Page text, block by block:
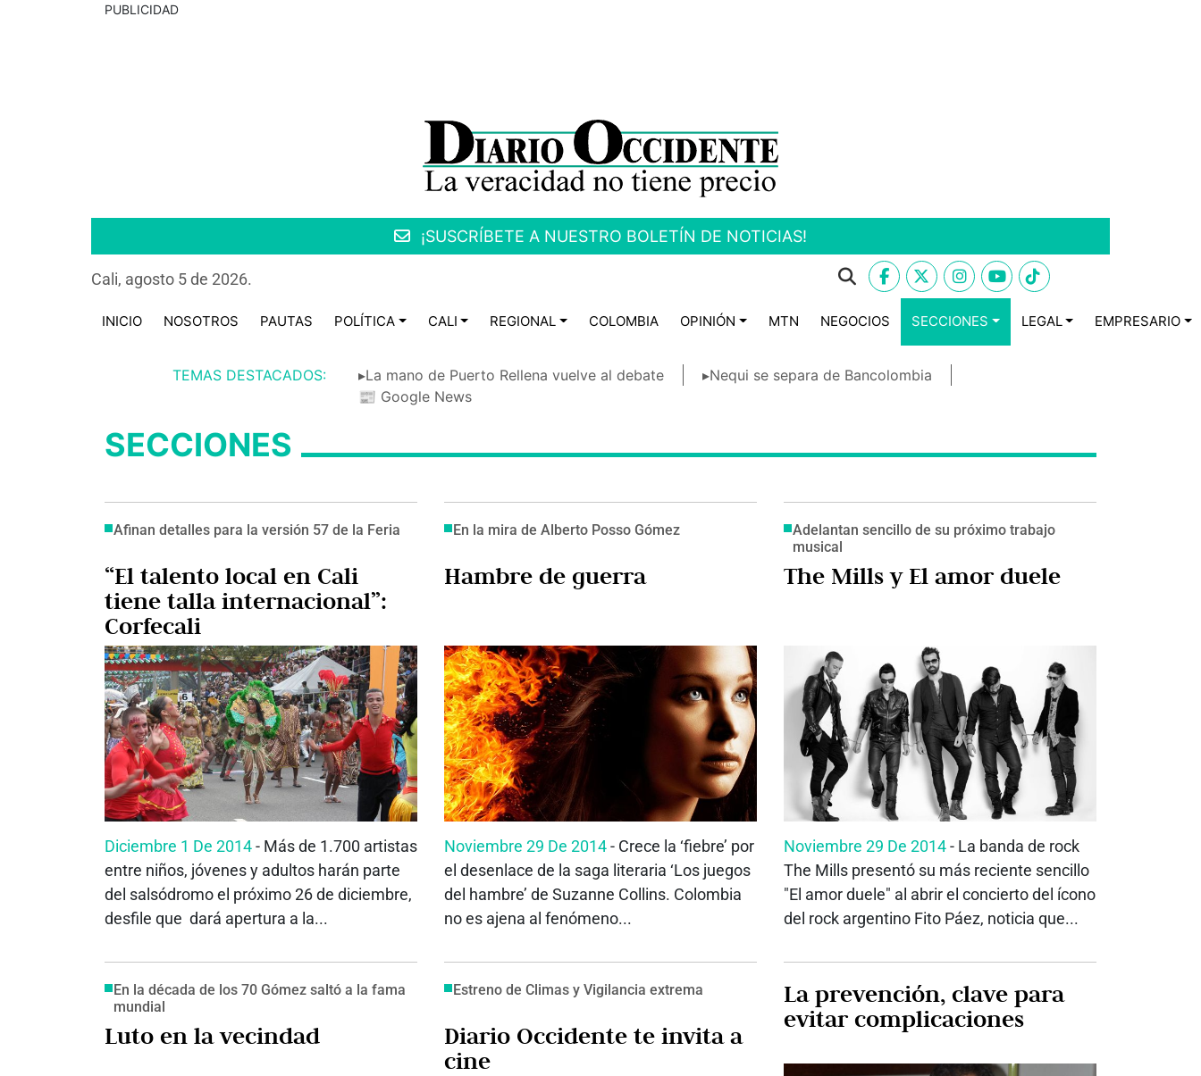
PUBLICIDAD
¡SUSCRÍBETE A NUESTRO BOLETÍN DE NOTICIAS!
Cali, agosto 5 de 2026.
INICIO NOSOTROS PAUTAS POLÍTICA CALI REGIONAL COLOMBIA OPINIÓN MTN NEGOCIOS SECCIONES LEGAL EMPRESARIO
TEMAS DESTACADOS: ▸La mano de Puerto Rellena vuelve al debate
▸Nequi se separa de Bancolombia
📰 Google News
SECCIONES
Afinan detalles para la versión 57 de la Feria
“El talento local en Cali
tiene talla internacional”:
Corfecali
Diciembre 1 De 2014- Más de 1.700 artistas
entre niños, jóvenes y adultos harán parte
del salsódromo el próximo 26 de diciembre,
desfile que dará apertura a la...
En la mira de Alberto Posso Gómez
Hambre de guerra
Noviembre 29 De 2014- Crece la ‘fiebre’ por
el desenlace de la saga literaria ‘Los juegos
del hambre’ de Suzanne Collins. Colombia
no es ajena al fenómeno...
Adelantan sencillo de su próximo trabajo
musical
The Mills y El amor duele
Noviembre 29 De 2014- La banda de rock
The Mills presentó su más reciente sencillo
"El amor duele" al abrir el concierto del ícono
del rock argentino Fito Páez, noticia que...
En la década de los 70 Gómez saltó a la fama
mundial
Luto en la vecindad
Estreno de Climas y Vigilancia extrema
Diario Occidente te invita a
cine
La prevención, clave para
evitar complicaciones